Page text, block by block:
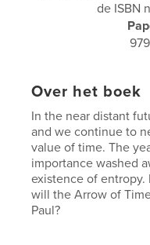
de ISBN
Over het boek
In the near distant
and we continue to
value of time. The
importance washed
existence of entropy.
will the Arrow of
Paul?